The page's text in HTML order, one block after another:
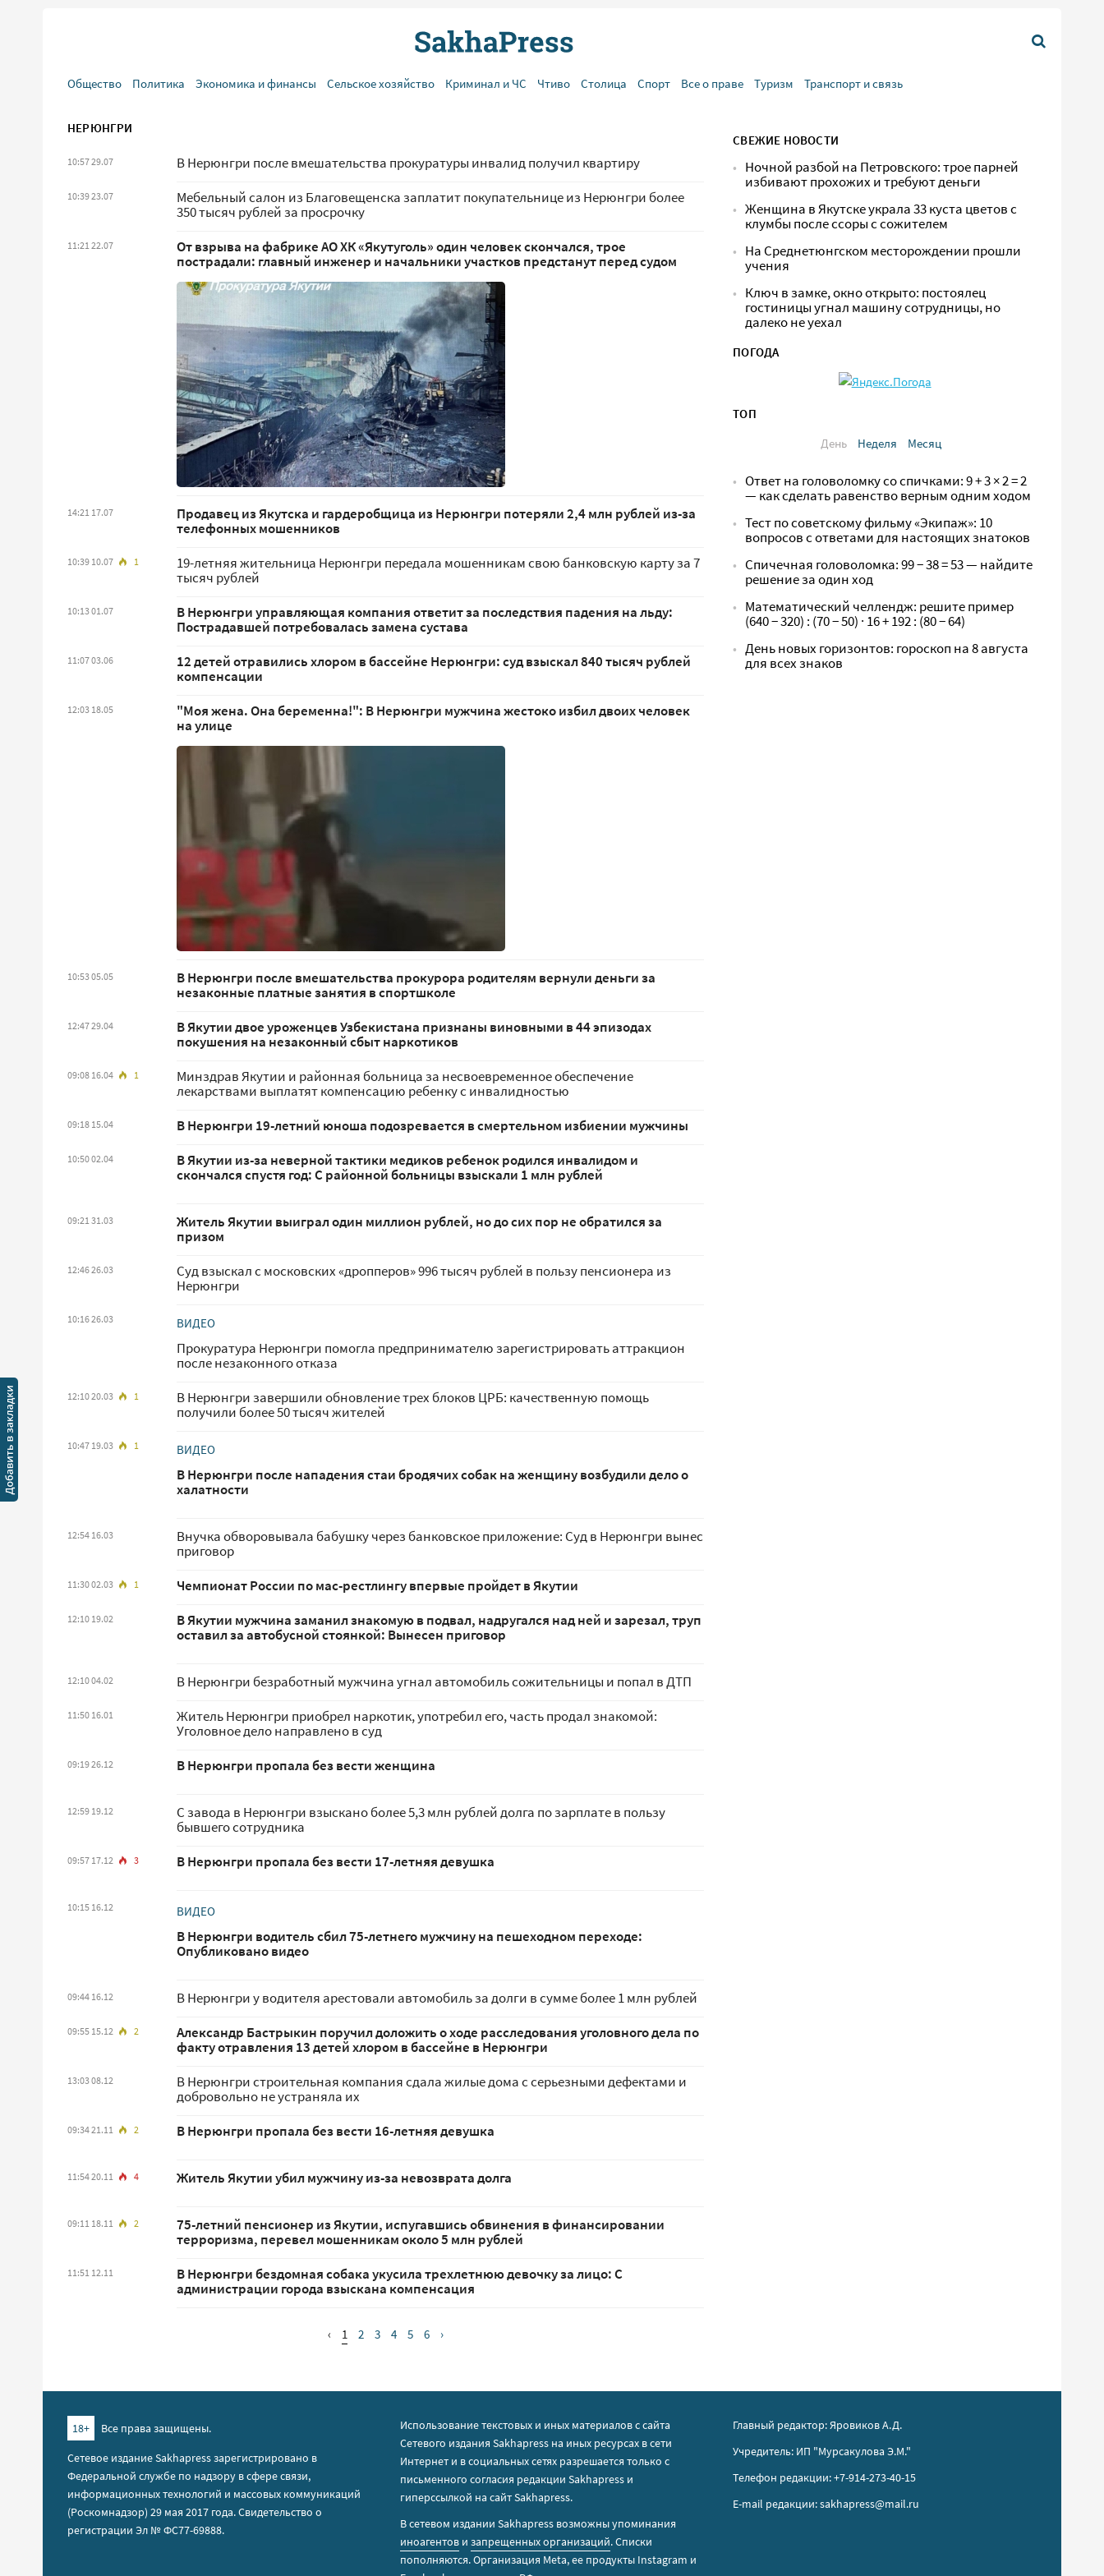
Общество Политика Экономика и финансы Сельское хозяйство Криминал и ЧС Чтиво Столица Спорт Все о праве Туризм Транспорт и связь
НЕРЮНГРИ
10:57 29.07 В Нерюнгри после вмешательства прокуратуры инвалид получил квартиру
10:39 23.07
Мебельный салон из Благовещенска заплатит покупательнице из Нерюнгри более
350 тысяч рублей за просрочку
11:21 22.07
От взрыва на фабрике АО ХК «Якутуголь» один человек скончался, трое
пострадали: главный инженер и начальники участков предстанут перед судом
14:21 17.07
Продавец из Якутска и гардеробщица из Нерюнгри потеряли 2,4 млн рублей из-за
телефонных мошенников
10:39 10.07 1
19-летняя жительница Нерюнгри передала мошенникам свою банковскую карту за 7
тысяч рублей
10:13 01.07
В Нерюнгри управляющая компания ответит за последствия падения на льду:
Пострадавшей потребовалась замена сустава
11:07 03.06
12 детей отравились хлором в бассейне Нерюнгри: суд взыскал 840 тысяч рублей
компенсации
12:03 18.05
"Моя жена. Она беременна!": В Нерюнгри мужчина жестоко избил двоих человек
на улице
10:53 05.05
В Нерюнгри после вмешательства прокурора родителям вернули деньги за
незаконные платные занятия в спортшколе
12:47 29.04
В Якутии двое уроженцев Узбекистана признаны виновными в 44 эпизодах
покушения на незаконный сбыт наркотиков
09:08 16.04 1
Минздрав Якутии и районная больница за несвоевременное обеспечение
лекарствами выплатят компенсацию ребенку с инвалидностью
09:18 15.04 В Нерюнгри 19-летний юноша подозревается в смертельном избиении мужчины
10:50 02.04
В Якутии из-за неверной тактики медиков ребенок родился инвалидом и
скончался спустя год: С районной больницы взыскали 1 млн рублей
09:21 31.03
Житель Якутии выиграл один миллион рублей, но до сих пор не обратился за
призом
12:46 26.03
Суд взыскал с московских «дропперов» 996 тысяч рублей в пользу пенсионера из
Нерюнгри
10:16 26.03 ВИДЕО
Прокуратура Нерюнгри помогла предпринимателю зарегистрировать аттракцион
после незаконного отказа
12:10 20.03 1
В Нерюнгри завершили обновление трех блоков ЦРБ: качественную помощь
получили более 50 тысяч жителей
10:47 19.03 1 ВИДЕО
В Нерюнгри после нападения стаи бродячих собак на женщину возбудили дело о
халатности
12:54 16.03
Внучка обворовывала бабушку через банковское приложение: Суд в Нерюнгри вынес
приговор
11:30 02.03 1 Чемпионат России по мас-рестлингу впервые пройдет в Якутии
12:10 19.02
В Якутии мужчина заманил знакомую в подвал, надругался над ней и зарезал, труп
оставил за автобусной стоянкой: Вынесен приговор
12:10 04.02 В Нерюнгри безработный мужчина угнал автомобиль сожительницы и попал в ДТП
11:50 16.01
Житель Нерюнгри приобрел наркотик, употребил его, часть продал знакомой:
Уголовное дело направлено в суд
09:19 26.12 В Нерюнгри пропала без вести женщина
12:59 19.12
С завода в Нерюнгри взыскано более 5,3 млн рублей долга по зарплате в пользу
бывшего сотрудника
09:57 17.12 3 В Нерюнгри пропала без вести 17-летняя девушка
10:15 16.12 ВИДЕО
В Нерюнгри водитель сбил 75-летнего мужчину на пешеходном переходе:
Опубликовано видео
09:44 16.12 В Нерюнгри у водителя арестовали автомобиль за долги в сумме более 1 млн рублей
09:55 15.12 2
Александр Бастрыкин поручил доложить о ходе расследования уголовного дела по
факту отравления 13 детей хлором в бассейне в Нерюнгри
13:03 08.12
В Нерюнгри строительная компания сдала жилые дома с серьезными дефектами и
добровольно не устраняла их
09:34 21.11 2 В Нерюнгри пропала без вести 16-летняя девушка
11:54 20.11 4 Житель Якутии убил мужчину из-за невозврата долга
09:11 18.11 2
75-летний пенсионер из Якутии, испугавшись обвинения в финансировании
терроризма, перевел мошенникам около 5 млн рублей
11:51 12.11
В Нерюнгри бездомная собака укусила трехлетнюю девочку за лицо: С
администрации города взыскана компенсация
‹ 1 2 3 4 5 6 ›
СВЕЖИЕ НОВОСТИ
Ночной разбой на Петровского: трое парней
избивают прохожих и требуют деньги
Женщина в Якутске украла 33 куста цветов с
клумбы после ссоры с сожителем
На Среднетюнгском месторождении прошли
учения
Ключ в замке, окно открыто: постоялец
гостиницы угнал машину сотрудницы, но
далеко не уехал
ПОГОДА
ТОП
День
Неделя Месяц
Ответ на головоломку со спичками: 9 + 3 × 2 = 2
— как сделать равенство верным одним ходом
Тест по советскому фильму «Экипаж»: 10
вопросов с ответами для настоящих знатоков
Спичечная головоломка: 99 − 38 = 53 — найдите
решение за один ход
Математический челлендж: решите пример
(640 − 320) : (70 − 50) · 16 + 192 : (80 − 64)
День новых горизонтов: гороскоп на 8 августа
для всех знаков
18+
Все права защищены.
Сетевое издание Sakhapress зарегистрировано в
Федеральной службе по надзору в сфере связи,
информационных технологий и массовых коммуникаций
(Роскомнадзор) 29 мая 2017 года. Свидетельство о
регистрации Эл № ФС77-69888.
Использование текстовых и иных материалов с сайта
Сетевого издания Sakhapress на иных ресурсах в сети
Интернет и в социальных сетях разрешается только с
письменного согласия редакции Sakhapress и
гиперссылкой на сайт Sakhapress.
В сетевом издании Sakhapress возможны упоминания
иноагентов изапрещенных организаций. Списки
пополняются. Организация Metа, ее продукты Instagram и
Главный редактор: Яровиков А.Д.
Учредитель: ИП "Мурсакулова Э.М."
Телефон редакции: +7-914-273-40-15
E-mail редакции: sakhapress@mail.ru